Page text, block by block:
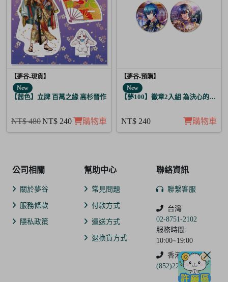
【夢谷-現貨】
New
【茜色】立牌 百萬之緣 高杉晉作
NT$ 480NT$ 240 購物車
【夢谷-預購】
New
【夢100】徽章2入組 為決心的落幕
NT$ 240 購物車
公司相關
關於夢谷
服務條款
隱私政策
幫助中心
常見問題
付款方式
運送方式
退換貨方式
聯絡資訊
聯繫客服
台灣
02-8751-2102
服務時間:
10:00~19:00
香港
(852)2250-9311